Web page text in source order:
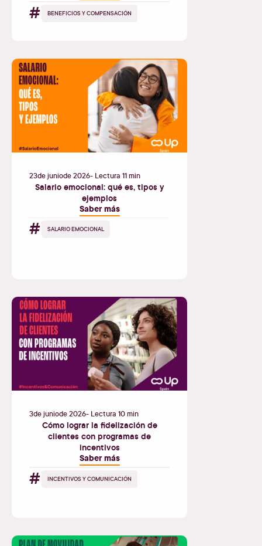
# BENEFICIOS Y COMPENSACIÓN
23dejuniode2026- Lectura 11 min
Salario emocional: qué es, tipos y
ejemplos
Saber más
# SALARIO EMOCIONAL
3dejuniode2026- Lectura 10 min
Cómo lograr la fidelización de
clientes con programas de
incentivos
Saber más
# INCENTIVOS Y COMUNICACIÓN